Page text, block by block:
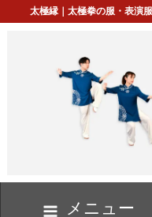
太極縁｜太極拳の服・表演
メニュー